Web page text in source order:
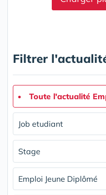
Filtrer
Toute l'actualité
Job etudiant
Stage
Emploi Jeune Diplômé